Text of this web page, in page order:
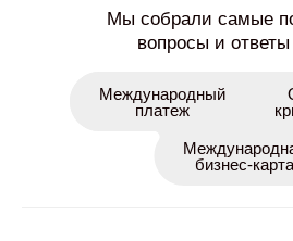
Мы собрали самые
вопросы и
Международный
платеж
бизнес-карта